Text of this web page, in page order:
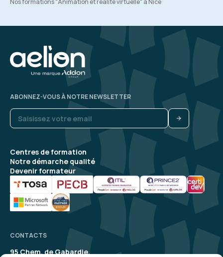
Nos formations "Animation et réalité virtuelle" à Nice
Centres de formation
Notre démarche qualité
Devenir formateur
ABONNEZ-VOUS À NOTRE NEWSLETTER
CONTACTS
95 Chem. de Gabardie,